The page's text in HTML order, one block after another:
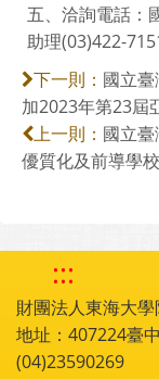
五、洽詢電話：
助理(03)422-
下一則： 國立
加2023年第23屆
上一則： 國立
優質化及前導學
:::
財團法人東海大
地址：407224臺
(04)23590269